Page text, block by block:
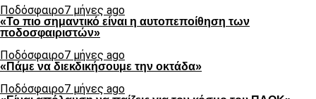
Ποδόσφαιρο7 μήνες ago
«Το πιο σημαντικό είναι η αυτοπεποίθηση των
ποδοσφαιριστών»
Ποδόσφαιρο7 μήνες ago
«Πάμε να διεκδικήσουμε την οκτάδα»
Ποδόσφαιρο7 μήνες ago